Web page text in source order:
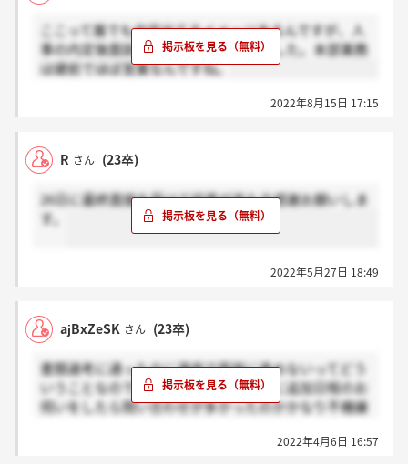
ここって誰でも内定出てるイメージあるんですが、人
事の内定後面談で理由がはっきりしました。本部業務
は建前でほぼ営業なんですね。
2022年8月15日 17:15
R さん (23卒)
26日に最終面接を受けて結果が来た方感謝お願いしま
す。
2022年5月27日 18:49
ajBxZeSK さん (23卒)
書類選考に通ったのに満席で面接に進めないってどう
いうことなのでしょう、、、人事の方に追加日程のお
伺いをしたら問い合わせが多かったのかかなり不機嫌
2022年4月6日 16:57